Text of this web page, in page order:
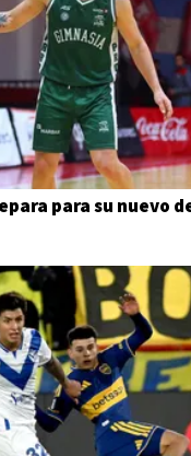
para su nuevo